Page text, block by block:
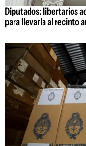
Diputados: libertarios
para llevarla al recinto